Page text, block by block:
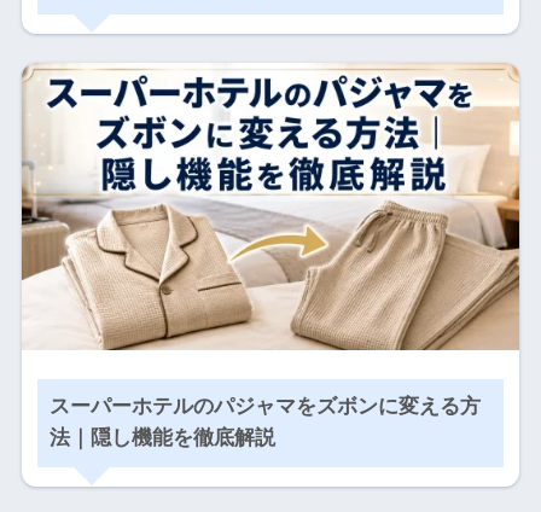
スーパーホテルのパジャマをズボンに変える方
法｜隠し機能を徹底解説